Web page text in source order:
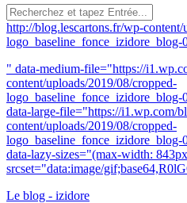
http://blog.lescartons.fr/wp-
logo_baseline_fonce_izidore_blog-
" data-medium-file="https://
content/uploads/2019/08/cropped-
data-large-file="https://i1.wp.com/
content/uploads/2019/08/cropped-
data-lazy-sizes="(max-width:
srcset="data:image/
Le blog - izidore